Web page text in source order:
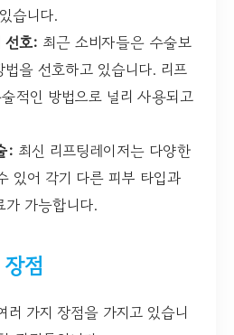
습니다.
선호: 최근 소비자들은 수술보
법을 선호하고 있습니다. 리프
적인 방법으로 널리 사용되고
: 최신 리프팅레이저는 다양한
있어 각기 다른 피부 타입과
가 가능합니다.
점
러 가지 장점을 가지고 있습니